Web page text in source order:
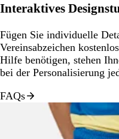
Interaktives
Fügen Sie individuelle
Vereinsabzeichen
Hilfe benötigen, stehen
bei der Personalisierung
FAQs